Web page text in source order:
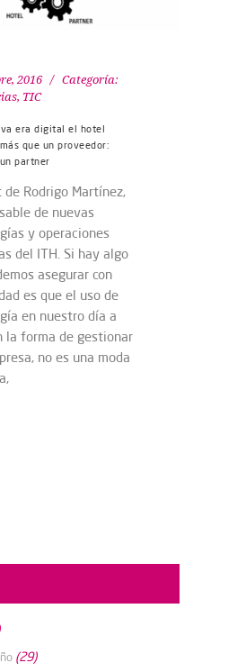
2016
Categoría:
, TIC
era digital el hotel
que un proveedor:
partner
de Rodrigo Martínez,
de nuevas
y operaciones
del ITH. Si hay algo
asegurar con
es que el uso de
en nuestro día a
la forma de gestionar
no es una moda
(29)